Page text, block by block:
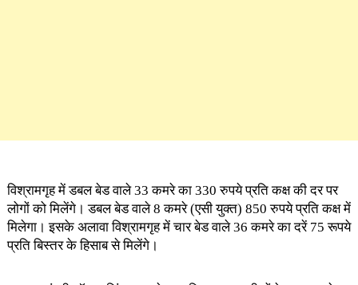
विश्रामगृह में डबल बेड वाले 33 कमरे का 330 रुपये प्रति कक्ष की दर पर
लोगों को मिलेंगे। डबल बेड वाले 8 कमरे (एसी युक्त) 850 रुपये प्रति कक्ष में
मिलेगा। इसके अलावा विश्रामगृह में चार बेड वाले 36 कमरे का दरें 75 रूपये
प्रति बिस्तर के हिसाब से मिलेंगे।